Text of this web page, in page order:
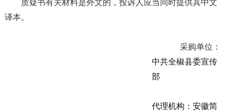
质疑书有关材料是外文的，投诉人应当同时提供其中文
译本。
采购单位：
中共全椒县委宣传
部
代理机构：安徽简